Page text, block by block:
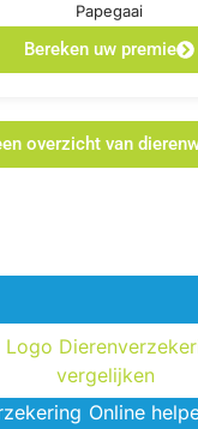
Papegaai
Bereken uw premie
overzicht van
Online